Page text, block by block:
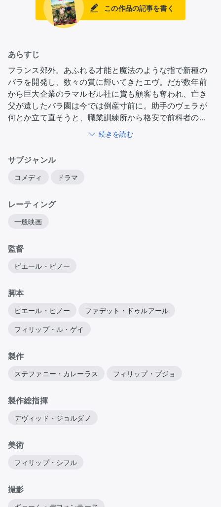
この作品の記事を書く
あらすじ
フランス郊外。あふれる才能と魔法のような指で新種の
バラを開発し、数々の賞に輝いてきたエヴ。だが数年前
から巨大企業のラマルゼル社に賞も顧客も奪われ、亡き
父が遺したバラ園は今では倒産寸前に。助手のヴェラが
何とか立て直そうと、職業訓練所から格安で前科者のフ
レッド、定職に就けないサミール、異様に内気なナデー
ジュを雇う。だが3人は全くの素人で手助けどころか一晩
新種のアイディアが閃いた！ 交配に必要なバラがラマル
ゼル社のバラ園にしかないと知ったエヴは、フレッドに
あと1年、はみ出し者たちの壮大な奮闘が幕を開ける
続きを読む
サブジャンル
コメディ ドラマ
レーティング
一般映画
監督
ピエール・ピノー
脚本
ピエール・ピノー ファデット・ドゥルアール
フィリップ・ル・ゲイ
製作
ステファニー・カレーラス フィリップ・プジョ
製作総指揮
デヴィッド・ジョルダノ
美術
フィリップ・シフル
撮影